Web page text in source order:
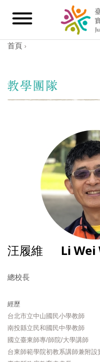
首頁 ›
汪履維 Li Wei
總校長
經歷
台北市立中山國民小學教師
南投縣立民和國民中學教師
國立臺東師專/師院/大學講師
台東師範學院初教系講師兼附設